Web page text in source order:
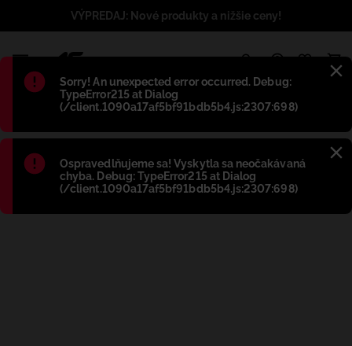
Błąd:
Sorry! An unexpected error occurred. Debug:
TypeError215 at Dialog
(/client.1090a17af5bf91bdb5b4.js:2307:698)
Błąd:
Ospravedlňujeme sa! Vyskytla sa neočakávaná
chyba. Debug: TypeError215 at Dialog
(/client.1090a17af5bf91bdb5b4.js:2307:698)
VÝPREDAJ: Nové produkty a nižšie ceny!